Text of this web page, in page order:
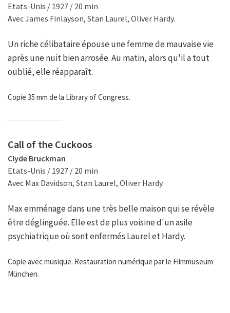
Etats-Unis / 1927 / 20 min
Avec James Finlayson, Stan Laurel, Oliver Hardy.
Un riche célibataire épouse une femme de mauvaise vie
après une nuit bien arrosée. Au matin, alors qu'il a tout
oublié, elle réapparaît.
Copie 35 mm de la Library of Congress.
Call of the Cuckoos
Clyde Bruckman
Etats-Unis / 1927 / 20 min
Avec Max Davidson, Stan Laurel, Oliver Hardy.
Max emménage dans une très belle maison qui se révèle
être déglinguée. Elle est de plus voisine d'un asile
psychiatrique où sont enfermés Laurel et Hardy.
Copie avec musique. Restauration numérique par le Filmmuseum
München.